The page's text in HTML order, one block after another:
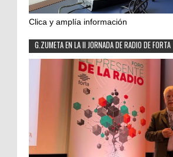
Clica y amplía información
G.ZUMETA EN LA II JORNADA DE RADIO DE FORTA